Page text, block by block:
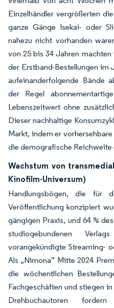
Einzelhändler vergrößerten
ganze Gänge Isekai- oder
nahezu nicht vorhanden
von 25 bis 34 Jahren
der Erstband-Bestellungen im
aufeinanderfolgende Bände
der Regel
Lebenszeitwert ohne
Dieser nachhaltige
Markt, indem er
die demografische Reichweite
Wachstum von
Kinofilm-Universum)
Handlungsbögen, die für
Veröffentlichung konzipiert
gängigen Praxis, und 64 %
studiogebundenen
vorangekündigte Streaming-
Als „Nimona” Mitte 2024
die wöchentlichen
Fachgeschäften und stiegen
Drehbuchautoren